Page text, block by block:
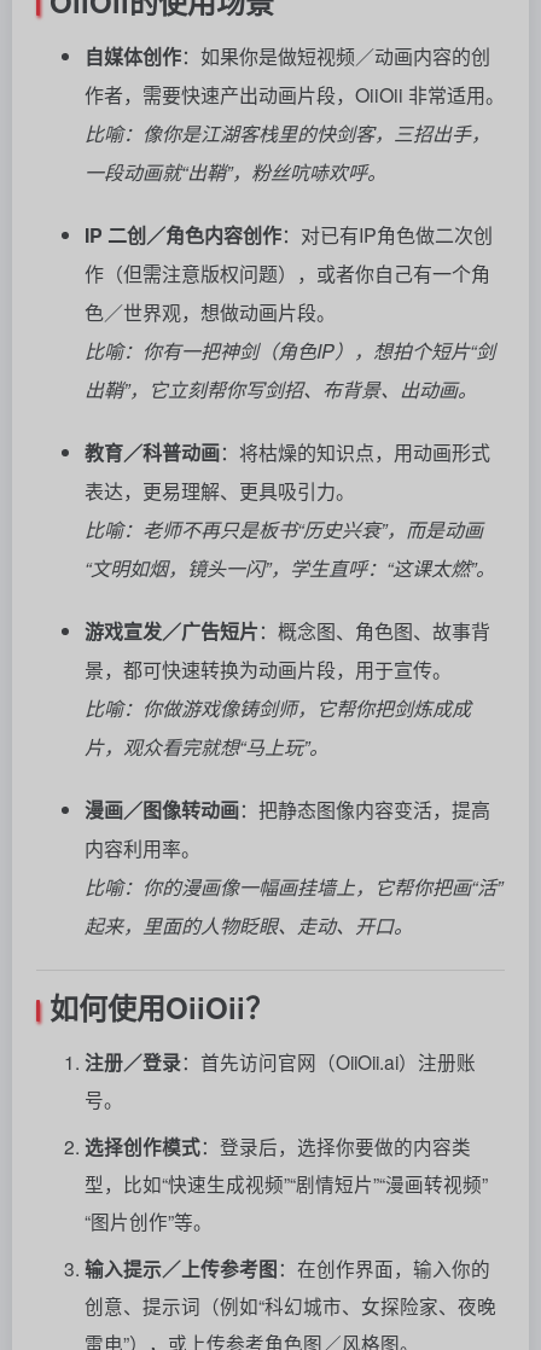
自媒体创作：如果你是做短视频／动画内容的创
作者，需要快速产出动画片段，OiiOii 非常适用。
比喻：像你是江湖客栈里的快剑客，三招出手，
一段动画就“出鞘”，粉丝吭哧欢呼。
IP 二创／角色内容创作：对已有IP角色做二次创
作（但需注意版权问题），或者你自己有一个角
色／世界观，想做动画片段。
比喻：你有一把神剑（角色IP），想拍个短片“剑
出鞘”，它立刻帮你写剑招、布背景、出动画。
教育／科普动画：将枯燥的知识点，用动画形式
表达，更易理解、更具吸引力。
比喻：老师不再只是板书“历史兴衰”，而是动画
“文明如烟，镜头一闪”，学生直呼：“这课太燃”。
游戏宣发／广告短片：概念图、角色图、故事背
景，都可快速转换为动画片段，用于宣传。
比喻：你做游戏像铸剑师，它帮你把剑炼成成
片，观众看完就想“马上玩”。
漫画／图像转动画：把静态图像内容变活，提高
内容利用率。
比喻：你的漫画像一幅画挂墙上，它帮你把画“活”
起来，里面的人物眨眼、走动、开口。
如何使用OiiOii？
注册／登录：首先访问官网（OiiOii.ai）注册账
号。
选择创作模式：登录后，选择你要做的内容类
型，比如“快速生成视频”“剧情短片”“漫画转视频”
“图片创作”等。
输入提示／上传参考图：在创作界面，输入你的
创意、提示词（例如“科幻城市、女探险家、夜晚
雷电”），或上传参考角色图／风格图。